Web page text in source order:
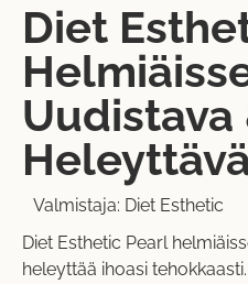
Diet
Uudistava
Valmistaja: Diet Esthetic
Diet Esthetic Pearl
heleyttää ihoasi